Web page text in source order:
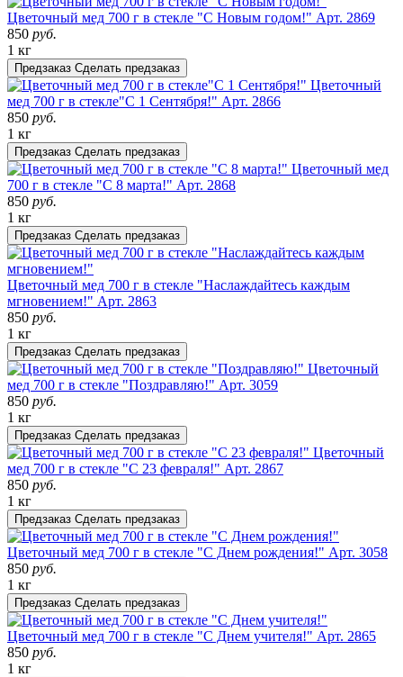
Цветочный мед 700 г в стекле "С Новым годом!" Арт. 2869
850 руб.
1 кг
Предзаказ Сделать предзаказ
Цветочный
мед 700 г в стекле"С 1 Сентября!" Арт. 2866
850 руб.
1 кг
Предзаказ Сделать предзаказ
Цветочный мед
700 г в стекле "С 8 марта!" Арт. 2868
850 руб.
1 кг
Предзаказ Сделать предзаказ
Цветочный мед 700 г в стекле "Наслаждайтесь каждым
мгновением!" Арт. 2863
850 руб.
1 кг
Предзаказ Сделать предзаказ
Цветочный
мед 700 г в стекле "Поздравляю!" Арт. 3059
850 руб.
1 кг
Предзаказ Сделать предзаказ
Цветочный
мед 700 г в стекле "С 23 февраля!" Арт. 2867
850 руб.
1 кг
Предзаказ Сделать предзаказ
Цветочный мед 700 г в стекле "С Днем рождения!" Арт. 3058
850 руб.
1 кг
Предзаказ Сделать предзаказ
Цветочный мед 700 г в стекле "С Днем учителя!" Арт. 2865
850 руб.
1 кг